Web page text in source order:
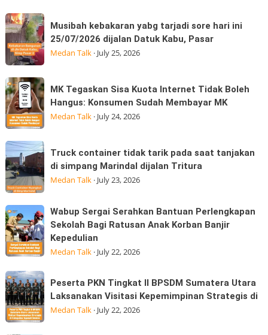
dan
Moto
GP
Edition
hadir
Musibah
kebakaran
yabg
tarjadi
sore
hari
ini
25/07/2026
Datuk
Kabu,
Pasar
Musibah kebakaran yabg tarjadi sore hari ini
25/07/2026 dijalan Datuk Kabu, Pasar
Medan Talk· July 25, 2026
MK
Tegaskan
Sisa
Kuota
Internet
Tidak
Boleh
Hangus:
Sudah
Membayar
MK
MK Tegaskan Sisa Kuota Internet Tidak Boleh
Hangus: Konsumen Sudah Membayar MK
Medan Talk· July 24, 2026
Truck
container
tidak
tarik
pada
saat
tanjakan
di
Marindal
dijalan
Tritura
Truck container tidak tarik pada saat tanjakan
di simpang Marindal dijalan Tritura
Medan Talk· July 23, 2026
Wabup
Sergai
Serahkan
Bantuan
Perlengkapan
Sekolah
Bagi
Ratusan
Anak
Wabup Sergai Serahkan Bantuan Perlengkapan
Sekolah Bagi Ratusan Anak Korban Banjir
Kepedulian
Medan Talk· July 22, 2026
Peserta
PKN
Tingkat
II
Peserta PKN Tingkat II BPSDM Sumatera Utara
Laksanakan Visitasi Kepemimpinan Strategis di
Medan Talk· July 22, 2026